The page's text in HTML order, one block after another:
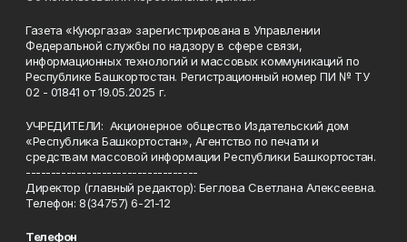
Газета «Куюргаза» зарегистрирована в Управлении
Федеральной службы по надзору в сфере связи,
информационных технологий и массовых коммуникаций по
Республике Башкортостан. Регистрационный номер ПИ № ТУ
02 - 01841 от 19.05.2025 г.
УЧРЕДИТЕЛИ: Акционерное общество Издательский дом
«Республика Башкортостан», Агентство по печати и
средствам массовой информации Республики Башкортостан.
----------------------------------
Директор (главный редактор): Беглова Светлана Алексеевна.
Телефон: 8(34757) 6-21-12
Телефон